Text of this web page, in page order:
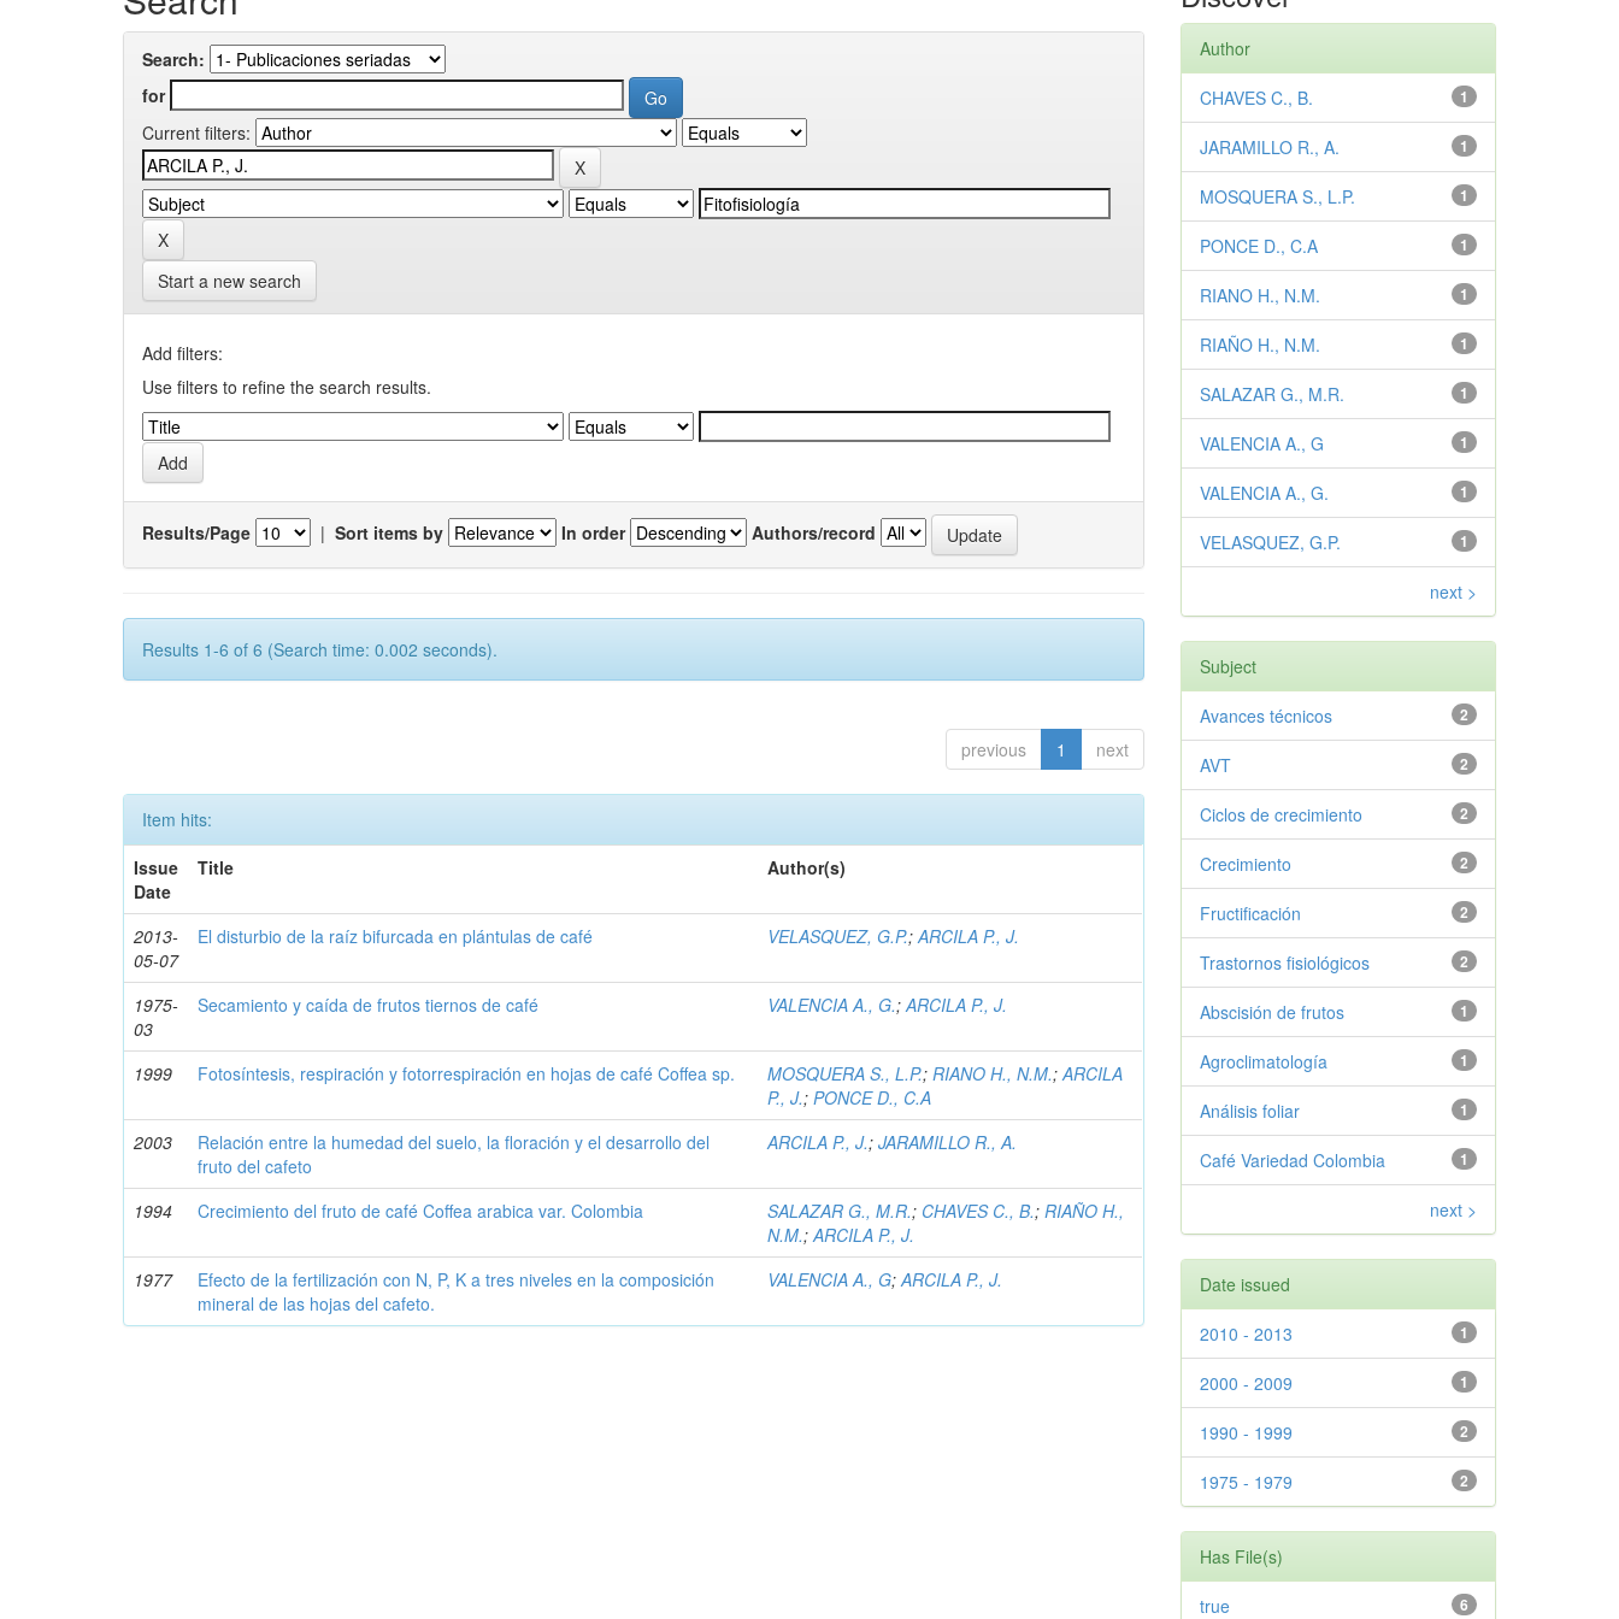
Search:
for
Current filters:
Start a new search
Add filters:
Use filters to refine the search results.
Results/Page | Sort items by In order Authors/record
Results 1-6 of 6 (Search time: 0.002 seconds).
previous 1 next
Item hits:
Issue
Date
Title Author(s)
2013-
05-07
El disturbio de la raíz bifurcada en plántulas de café VELASQUEZ, G.P.;ARCILA P., J.
1975-
03
Secamiento y caída de frutos tiernos de café VALENCIA A., G.;ARCILA P., J.
1999 Fotosíntesis, respiración y fotorrespiración en hojas de café Coffea sp. MOSQUERA S., L.P.;RIANO H., N.M.;ARCILA
P., J.;PONCE D., C.A
2003
Relación entre la humedad del suelo, la floración y el desarrollo del
fruto del cafeto
ARCILA P., J.;JARAMILLO R., A.
1994 Crecimiento del fruto de café Coffea arabica var. Colombia SALAZAR G., M.R.; CHAVES C., B.;RIAÑO H.,
N.M.;ARCILA P., J.
1977
Efecto de la fertilización con N, P, K a tres niveles en la composición
mineral de las hojas del cafeto.
VALENCIA A., G;ARCILA P., J.
Author
1
CHAVES C., B.
1
JARAMILLO R., A.
1
MOSQUERA S., L.P.
1
PONCE D., C.A
1
RIANO H., N.M.
1
RIAÑO H., N.M.
1
SALAZAR G., M.R.
1
VALENCIA A., G
1
VALENCIA A., G.
1
VELASQUEZ, G.P.
next >
Subject
2
Avances técnicos
2
AVT
2
Ciclos de crecimiento
2
Crecimiento
2
Fructificación
2
Trastornos fisiológicos
1
Abscisión de frutos
1
Agroclimatología
1
Análisis foliar
1
Café Variedad Colombia
next >
Date issued
1
2010 - 2013
1
2000 - 2009
2
1990 - 1999
2
1975 - 1979
Has File(s)
6
true